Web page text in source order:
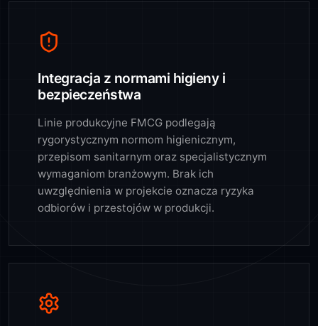
Integracja z normami higieny i
bezpieczeństwa
Linie produkcyjne FMCG podlegają
rygorystycznym normom higienicznym,
przepisom sanitarnym oraz specjalistycznym
wymaganiom branżowym. Brak ich
uwzględnienia w projekcie oznacza ryzyka
odbiorów i przestojów w produkcji.